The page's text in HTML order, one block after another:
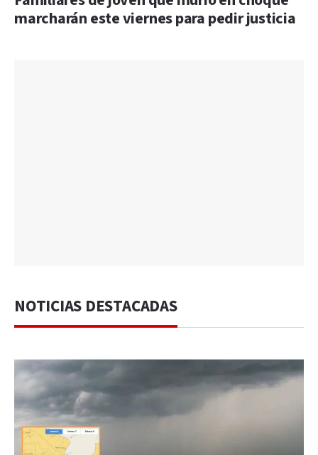
marcharán este viernes para pedir justicia
NOTICIAS DESTACADAS